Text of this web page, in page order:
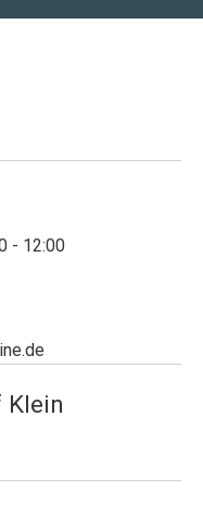
- 12:00
Klein